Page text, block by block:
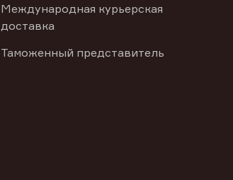
Международная курьерская
доставка
Таможенный представитель